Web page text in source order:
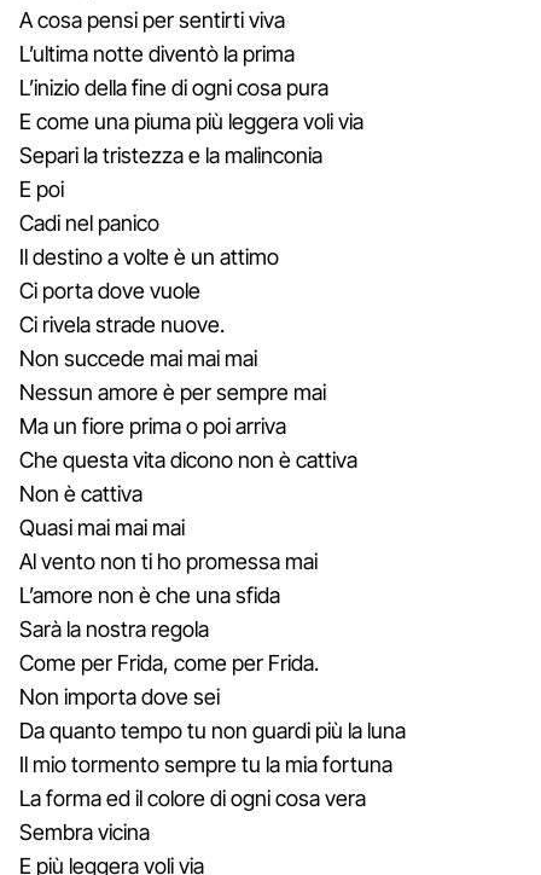
A cosa pensi per sentirti viva
L’ultima notte diventò la prima
L’inizio della fine di ogni cosa pura
E come una piuma più leggera voli via
Separi la tristezza e la malinconia
E poi
Cadi nel panico
Il destino a volte è un attimo
Ci porta dove vuole
Ci rivela strade nuove.
Non succede mai mai mai
Nessun amore è per sempre mai
Ma un fiore prima o poi arriva
Che questa vita dicono non è cattiva
Non è cattiva
Quasi mai mai mai
Al vento non ti ho promessa mai
L’amore non è che una sfida
Sarà la nostra regola
Come per Frida, come per Frida.
Non importa dove sei
Da quanto tempo tu non guardi più la luna
Il mio tormento sempre tu la mia fortuna
La forma ed il colore di ogni cosa vera
Sembra vicina
E più leggera voli via